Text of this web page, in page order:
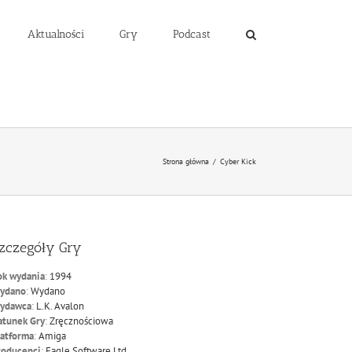
Aktualności Gry Podcast
Strona główna / Cyber Kick
Gry
wydania: 1994
:Wydano
: L.K. Avalon
Gry:Zręcznościowa
:Amiga